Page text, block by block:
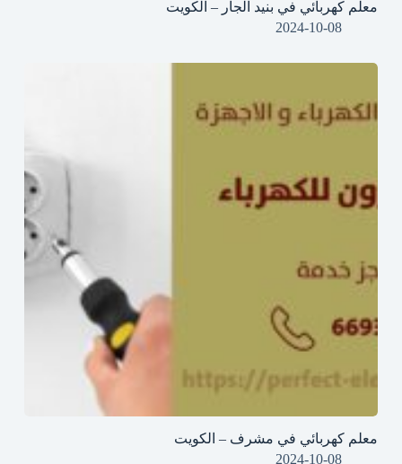
معلم كهربائي في بنيد الجار – الكويت
2024-10-08
معلم كهربائي في مشرف – الكويت
2024-10-08